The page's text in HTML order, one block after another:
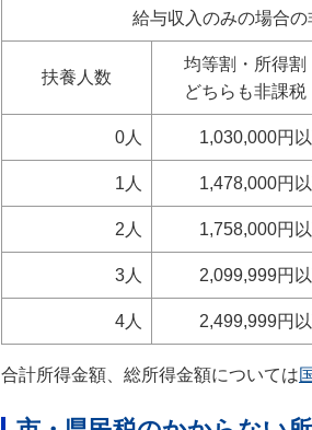
給与収入のみの場合の
扶養人数
均等割・所得割
どちらも非課税
0人 1,030,000円
1人 1,478,000円
2人 1,758,000円
3人 2,099,999円
4人 2,499,999円
合計所得金額、総所得金額については